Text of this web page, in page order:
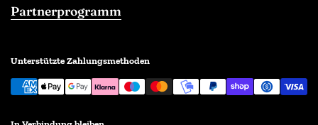
Partnerprogramm
Unterstützte Zahlungsmethoden